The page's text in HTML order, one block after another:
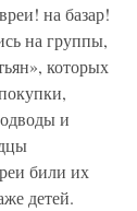
на базар!
на группы,
которых
и
били их
детей.